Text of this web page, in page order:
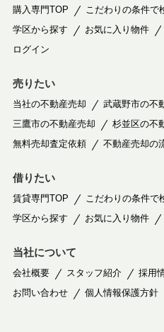
購入専門TOP こだわりの条件で
学区から探す
お気に入り物件
ログイン
売りたい
当社の不動産売却
武蔵野市の不
三鷹市の不動産売却
杉並区の不
無料売却査定依頼
不動産売却の
借りたい
賃貸専門TOP こだわりの条件で
学区から探す
お気に入り物件
当社について
会社概要 スタッフ紹介 採用
お問い合わせ
個人情報保護方針